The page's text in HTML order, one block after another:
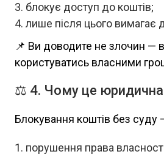
блокує доступ до коштів;
лише після цього вимагає
📌 Ви доводите не злочин —
користуватись власними
⚖️ 4. Чому це
Блокування коштів без суду
порушення права